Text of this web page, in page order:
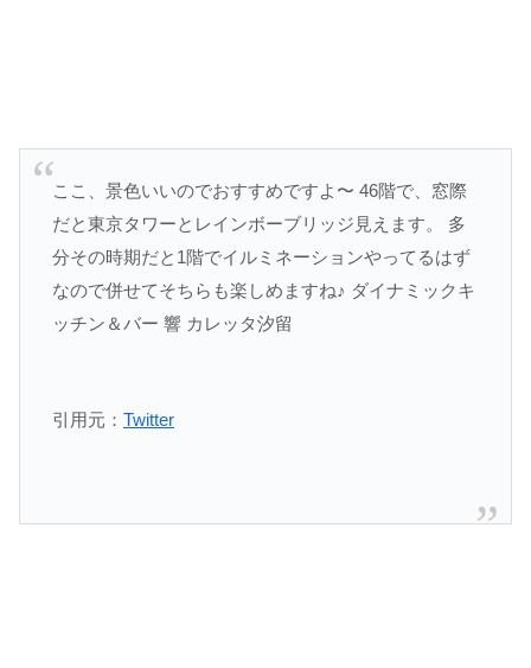
ここ、景色いいのでおすすめですよ〜 46階で、窓際
だと東京タワーとレインボーブリッジ見えます。 多
分その時期だと1階でイルミネーションやってるはず
なので併せてそちらも楽しめますね♪ ダイナミックキ
ッチン＆バー 響 カレッタ汐留
引用元： Twitter